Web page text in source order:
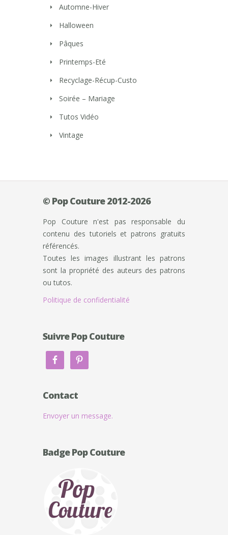
Automne-Hiver
Halloween
Pâques
Printemps-Eté
Recyclage-Récup-Custo
Soirée – Mariage
Tutos Vidéo
Vintage
© Pop Couture 2012-2026
Pop Couture n'est pas responsable du
contenu des tutoriels et patrons gratuits
référencés.
Toutes les images illustrant les patrons
sont la propriété des auteurs des patrons
ou tutos.
Politique de confidentialité
Suivre Pop Couture
Contact
Envoyer un message.
Badge Pop Couture